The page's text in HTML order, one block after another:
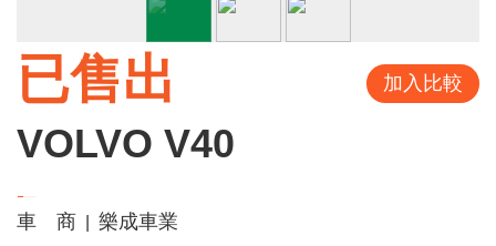
已售出 加入比較
VOLVO V40
車 商
樂成車業